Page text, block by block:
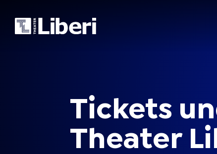
Tickets
Theater